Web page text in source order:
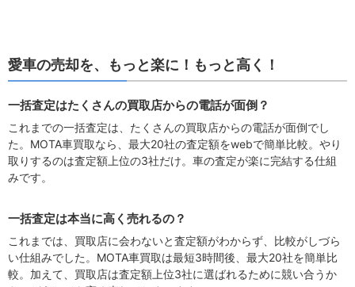
愛車の売却を、もっと楽に！もっと高く！
一括査定はたくさんの買取店からの電話が面倒？
これまでの一括査定は、たくさんの買取店からの電話が面倒でし
た。MOTA車買取なら、最大20社の査定額をwebで簡単比較。やり
取りするのは査定額上位の3社だけ。車の査定が楽に完結する仕組
みです。
一括査定は本当に高く売れるの？
これまでは、買取店に会わないと査定額がわからず、比較がしづら
い仕組みでした。MOTA車買取は最短3時間後、最大20社を簡単比
較。加えて、買取店は査定額上位3社に選ばれるために競い合うか